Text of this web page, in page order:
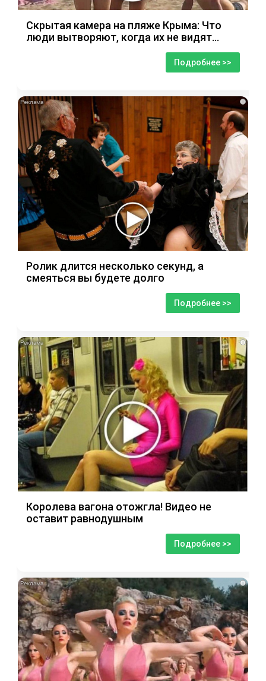
Скрытая камера на пляже Крыма: Что
люди вытворяют, когда их не видят...
Подробнее >>
i
Ролик длится несколько секунд, а
смеяться вы будете долго
Подробнее >>
i
Королева вагона отожгла! Видео не
оставит равнодушным
Подробнее >>
i